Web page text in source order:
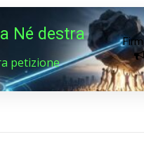
Né destra
petizione